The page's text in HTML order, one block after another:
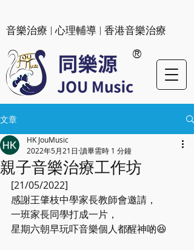
®
​音樂治療 | 心理輔導 | 香港音樂治療
文章
親子音樂治療工作坊
HK JouMusic
2022年5月21日 讀畢需時 1 分鐘
[21/05/2022]
感謝王肇枝中學家長教師會邀請，
一班家長同學打成一片，
星期六朝早玩吓音樂個人都醒神啲😆